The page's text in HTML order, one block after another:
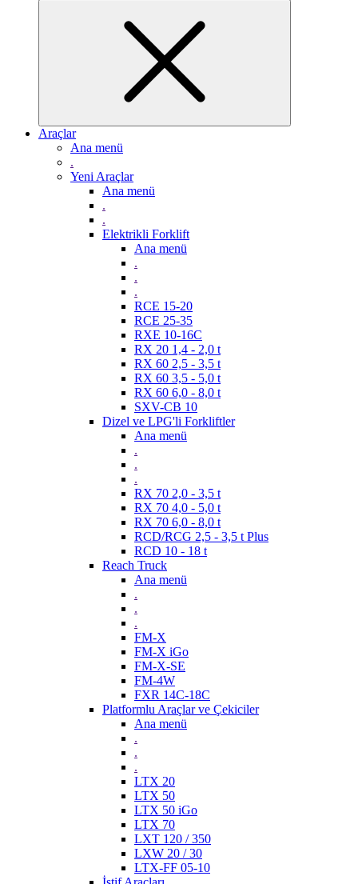
Araçlar
Ana menü
.
Yeni Araçlar
Ana menü
.
.
Elektrikli Forklift
Ana menü
.
.
.
RCE 15-20
RCE 25-35
RXE 10-16C
RX 20 1,4 - 2,0 t
RX 60 2,5 - 3,5 t
RX 60 3,5 - 5,0 t
RX 60 6,0 - 8,0 t
SXV-CB 10
Dizel ve LPG'li Forkliftler
Ana menü
.
.
.
RX 70 2,0 - 3,5 t
RX 70 4,0 - 5,0 t
RX 70 6,0 - 8,0 t
RCD/RCG 2,5 - 3,5 t Plus
RCD 10 - 18 t
Reach Truck
Ana menü
.
.
.
FM-X
FM-X iGo
FM-X-SE
FM-4W
FXR 14C-18C
Platformlu Araçlar ve Çekiciler
Ana menü
.
.
.
LTX 20
LTX 50
LTX 50 iGo
LTX 70
LXT 120 / 350
LXW 20 / 30
LTX-FF 05-10